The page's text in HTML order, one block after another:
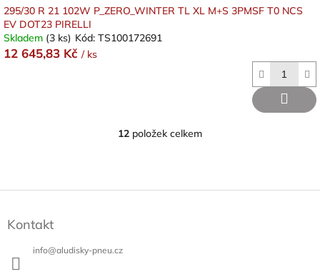
295/30 R 21 102W P_ZERO_WINTER TL XL M+S 3PMSF T0 NCS
EV DOT23 PIRELLI
Skladem (3 ks) Kód: TS100172691
12 645,83 Kč / ks
O
d
12 položek celkem
Kontakt
info@aludisky-pneu.cz